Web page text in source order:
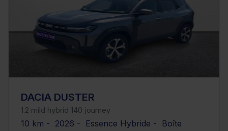
DACIA DUSTER
1.2 mild hybrid 140 journey
10 km - 2026 - Essence Hybride - Boîte